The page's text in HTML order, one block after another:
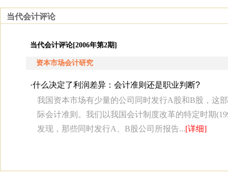
当代会计评论
当代会计评论[2006年第2期]
资本市场会计研究
·什么决定了利润差异：会计准则还是职业判断?
我国资本市场有少量的公司同时发行A股和B股，这
际会计准则。我们以我国会计制度改革的特定时期
发现，那些同时发行A、B股公司所报告...[详细]